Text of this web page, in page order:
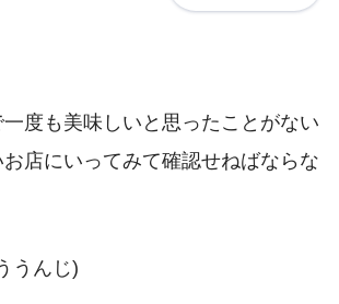
度も美味しいと思ったことがない
店にいってみて確認せねばならな
うんじ)